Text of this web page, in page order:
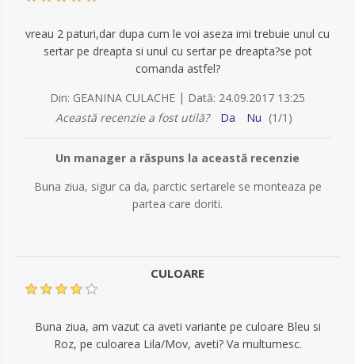
vreau 2 paturi,dar dupa cum le voi aseza imi trebuie unul cu
sertar pe dreapta si unul cu sertar pe dreapta?se pot
comanda astfel?
Din: GEANINA CULACHE | Dată: 24.09.2017 13:25
Această recenzie a fost utilă?
Da Nu (1/1 )
Un manager a răspuns la această recenzie
Buna ziua, sigur ca da, parctic sertarele se monteaza pe
partea care doriti.
CULOARE
Buna ziua, am vazut ca aveti variante pe culoare Bleu si
Roz, pe culoarea Lila/Mov, aveti? Va multumesc.